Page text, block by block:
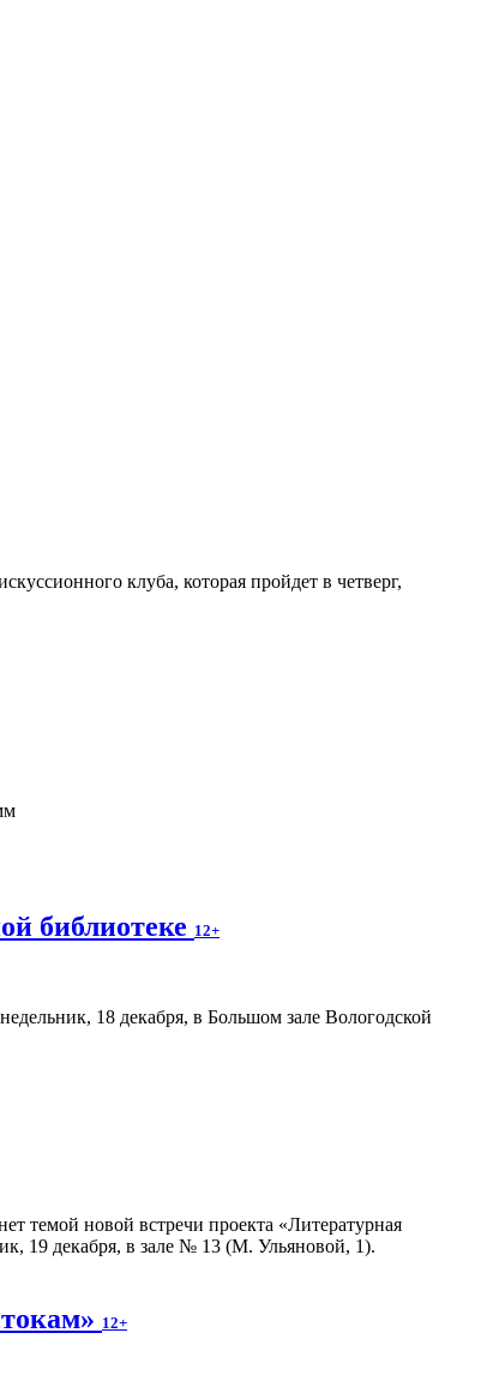
клуба, которая пройдет в четверг,
библиотеке 12+
18 декабря, в Большом зале Вологодской
темой новой встречи проекта «Литературная
19 декабря, в зале № 13 (М. Ульяновой, 1).
12+